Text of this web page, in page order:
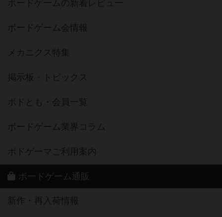
ボードゲームの新着レビュー
ボードゲーム会情報
メカニクス特集
掲示板・トピックス
ボドとも・会員一覧
ボードゲーム業界コラム
ボドゲーマご利用案内
ボードゲーム通販
新作・再入荷情報